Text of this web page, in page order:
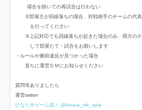
場合を除いての再試合は行わない
②部屋主が回線落ちの場合、対戦相手のチームの代表
を行ってください
③上記対応でも回線落ちが起きた場合のみ、両方のチ
して部屋たて・試合をお願いします
・ルールや腕前違反が見つかった場合
直ちに運営ＤＭにお知らせください
質問等ありましたら
運営twitter
ひなた＠ゲーム垢／ @hinata_mk_spla